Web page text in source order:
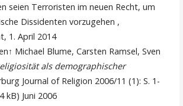
seien Terroristen im neuen Recht, um
Dissidenten vorzugehen ,
1. April 2014
Michael Blume, Carsten Ramsel, Sven
als demographischer
Journal of Religion 2006/11 (1): S. 1-
kB) Juni 2006